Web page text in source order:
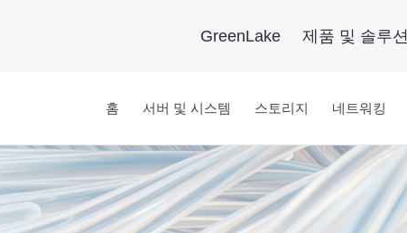
GreenLake 제품 및 솔루션
홈 서버 및 시스템 스토리지 네트워킹